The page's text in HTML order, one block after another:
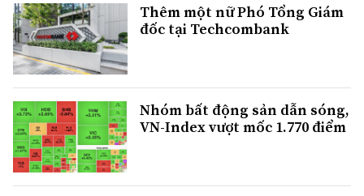
Thêm một nữ Phó Tổng Giám
đốc tại Techcombank
Nhóm bất động sản dẫn sóng,
VN-Index vượt mốc 1.770 điểm